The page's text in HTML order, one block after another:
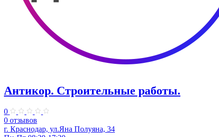
Антикор. Строительные работы.
0
0 отзывов
г. Краснодар, ул.Яна Полуяна, 34